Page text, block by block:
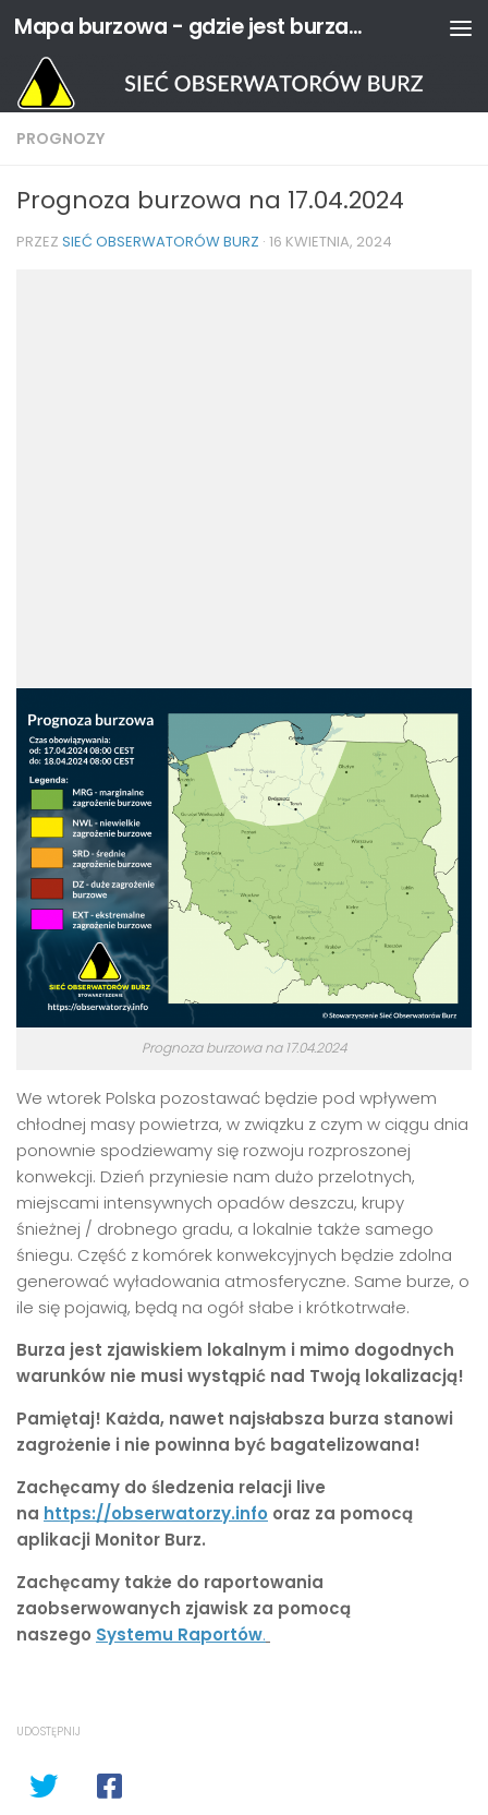
Przejdź do treści Mapa burzowa - gdzie jest burza? | Sieć Obserwatorów Burz
PROGNOZY
Prognoza burzowa na 17.04.2024
PRZEZ SIEĆ OBSERWATORÓW BURZ · 16 KWIETNIA, 2024
Prognoza burzowa na 17.04.2024
We wtorek Polska pozostawać będzie pod wpływem
chłodnej masy powietrza, w związku z czym w ciągu dnia
ponownie spodziewamy się rozwoju rozproszonej
konwekcji. Dzień przyniesie nam dużo przelotnych,
miejscami intensywnych opadów deszczu, krupy
śnieżnej / drobnego gradu, a lokalnie także samego
śniegu. Część z komórek konwekcyjnych będzie zdolna
generować wyładowania atmosferyczne. Same burze, o
ile się pojawią, będą na ogół słabe i krótkotrwałe.
Burza jest zjawiskiem lokalnym i mimo dogodnych
warunków nie musi wystąpić nad Twoją lokalizacją!
Pamiętaj! Każda, nawet najsłabsza burza stanowi
zagrożenie i nie powinna być bagatelizowana!
Zachęcamy do śledzenia relacji live
na https://obserwatorzy.info oraz za pomocą
aplikacji Monitor Burz.
Zachęcamy także do raportowania
zaobserwowanych zjawisk za pomocą
naszego Systemu Raportów.
UDOSTĘPNIJ